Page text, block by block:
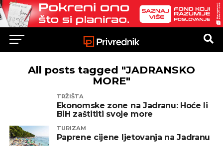
All posts tagged "JADRANSKO
MORE"
TRŽIŠTA
Ekonomske zone na Jadranu: Hoće li
BiH zaštititi svoje more
TURIZAM
Paprene cijene ljetovanja na Jadranu